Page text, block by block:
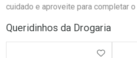
cuidado e aproveite para completar
Queridinhos da Drogaria